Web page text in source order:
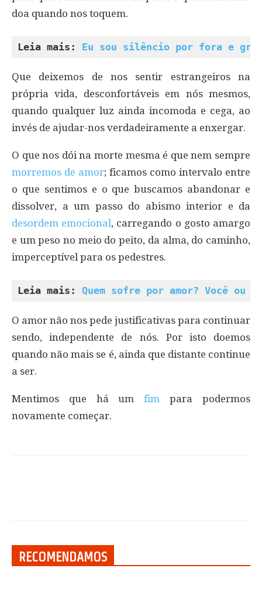
doa quando nos toquem.
Leia mais: Eu sou silêncio por fora e
Que deixemos de nos sentir estrangeiros na
própria vida, desconfortáveis em nós mesmos,
quando qualquer luz ainda incomoda e cega, ao
invés de ajudar-nos verdadeiramente a enxergar.
O que nos dói na morte mesma é que nem sempre
morremos de amor; ficamos como intervalo entre
o que sentimos e o que buscamos abandonar e
dissolver, a um passo do abismo interior e da
desordem emocional, carregando o gosto amargo
e um peso no meio do peito, da alma, do caminho,
imperceptível para os pedestres.
Leia mais: Quem sofre por amor? Você ou
O amor não nos pede justificativas para continuar
sendo, independente de nós. Por isto doemos
quando não mais se é, ainda que distante continue
a ser.
Mentimos que há umfim para podermos
novamente começar.
RECOMENDAMOS